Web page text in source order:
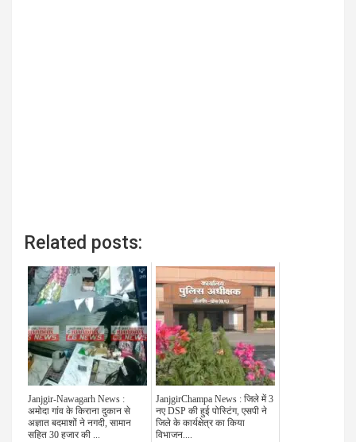
Related posts:
Janjgir-Nawagarh News :
अमोदा गांव के किराना दुकान से
अज्ञात बदमाशों ने नगदी, सामान
सहित 30 हजार की ...
JanjgirChampa News : जिले में 3
नए DSP की हुई पोस्टिंग, एसपी ने
जिले के कार्यक्षेत्र का किया
विभाजन....